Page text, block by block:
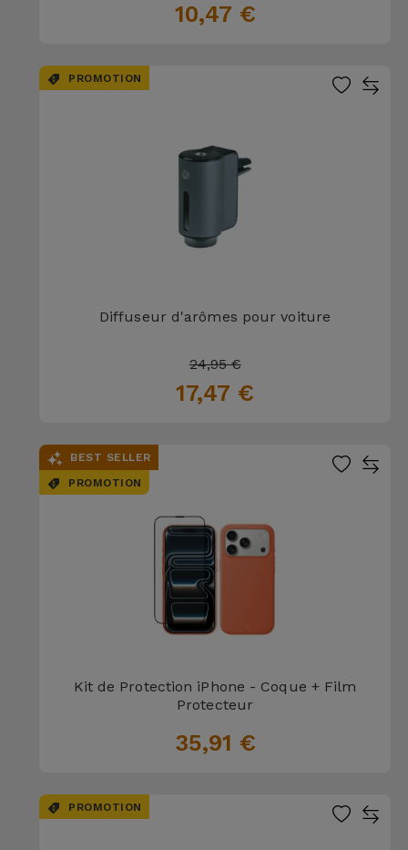
10,47 €
PROMOTION
Diffuseur d'arômes pour voiture
24,95 €
17,47 €
BEST SELLER
PROMOTION
Kit de Protection iPhone - Coque + Film
Protecteur
35,91 €
PROMOTION